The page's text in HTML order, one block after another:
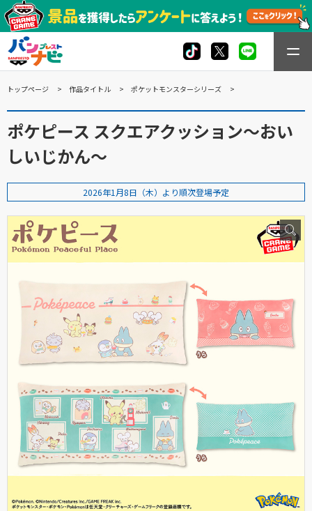
トップページ 作品タイトル ポケットモンスターシリーズ
ポケピース スクエアクッション～おい
しいじかん～
2026年1月8日（木）より順次登場予定